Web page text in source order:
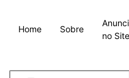
Home Sobre
no Site